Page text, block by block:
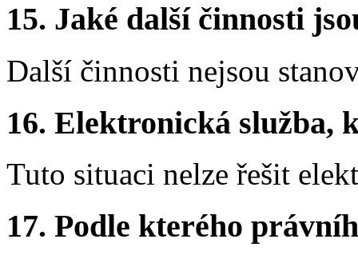
15. Jaké další činnosti
Další činnosti nejsou
16. Elektronická služba,
Tuto situaci nelze řešit
17. Podle kterého